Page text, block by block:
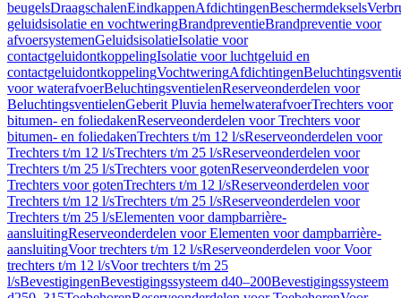
beugelsDraagschalenEindkappenAfdichtingenBeschermdeksels
geluidsisolatie en vochtweringBrandpreventieBrandpreventie voor
afvoersystemenGeluidsisolatieIsolatie voor
contactgeluidontkoppelingIsolatie voor luchtgeluid en
contactgeluidontkoppelingVochtweringAfdichtingen
voor waterafvoerBeluchtingsventielenReserveonderdelen voor
BeluchtingsventielenGeberit Pluvia hemelwaterafvoerTrechters voor
bitumen- en foliedakenReserveonderdelen voor Trechters voor
bitumen- en foliedakenTrechters t/m 12 l/sReserveonderdelen voor
Trechters t/m 12 l/sTrechters t/m 25 l/sReserveonderdelen voor
Trechters t/m 25 l/sTrechters voor gotenReserveonderdelen voor
Trechters voor gotenTrechters t/m 12 l/sReserveonderdelen voor
Trechters t/m 12 l/sTrechters t/m 25 l/sReserveonderdelen voor
Trechters t/m 25 l/sElementen voor dampbarrière-
aansluitingReserveonderdelen voor Elementen voor dampbarrière-
aansluitingVoor trechters t/m 12 l/sReserveonderdelen voor Voor
trechters t/m 12 l/sVoor trechters t/m 25
l/sBevestigingenBevestigingssysteem d40–200Bevestigingssysteem